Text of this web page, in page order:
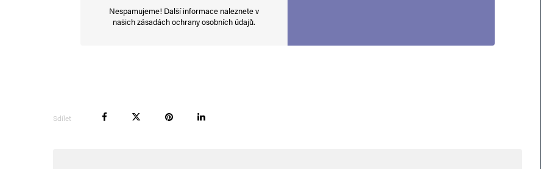
Nespamujeme! Další informace naleznete v
našichzásadách ochrany osobních údajů.
Sdílet